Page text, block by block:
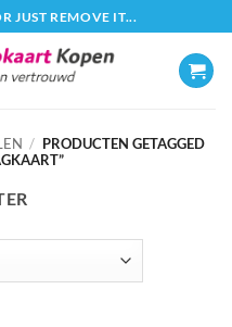
JUST REMOVE IT...
/ PRODUCTEN GETAGGED